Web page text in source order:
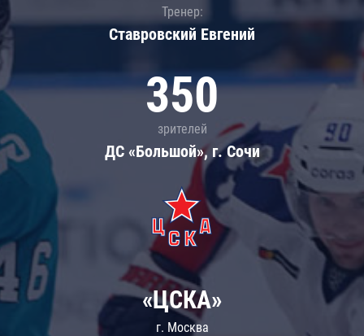
Тренер:
Ставровский Евгений
350
зрителей
ДС «Большой», г. Сочи
«ЦСКА»
г. Москва